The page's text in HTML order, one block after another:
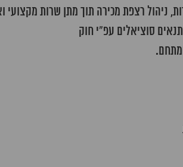
ניהול רצפת מכירה תוך מתן שרות